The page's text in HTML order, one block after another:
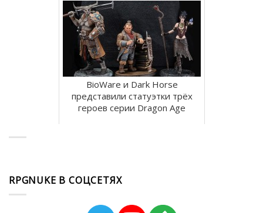
BioWare и Dark Horse
представили статуэтки трёх
героев серии Dragon Age
RPGNUKE В СОЦСЕТЯХ